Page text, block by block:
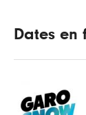
Dates en